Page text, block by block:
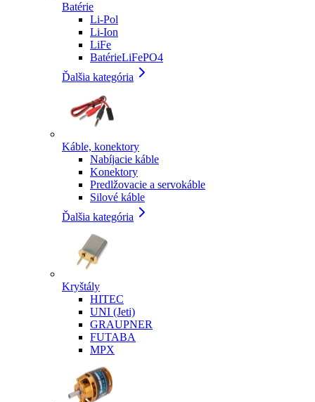
Batérie
Li-Pol
Li-Ion
LiFe
BatérieLiFePO4
Ďalšia kategória
Káble, konektory
Nabíjacie káble
Konektory
Predlžovacie a servokáble
Silové káble
Ďalšia kategória
Kryštály
HITEC
UNI (Jeti)
GRAUPNER
FUTABA
MPX